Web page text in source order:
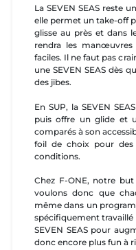
La SEVEN SEAS reste
elle permet un take-off
glisse au près et dans
rendra les
faciles. Il ne faut pas
une SEVEN SEAS dès
des jibes.
En SUP, la SEVEN
puis offre un glide et
comparés à son
foil de choix pour des
conditions.
Chez F-ONE, notre
voulons donc que
même dans un
spécifiquement travaillé
SEVEN SEAS pour
donc encore plus fun à